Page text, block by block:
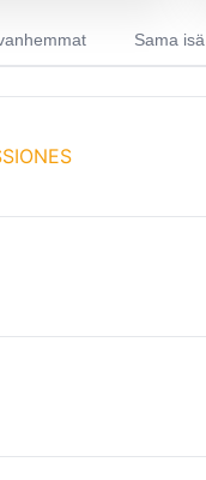
Sama isä